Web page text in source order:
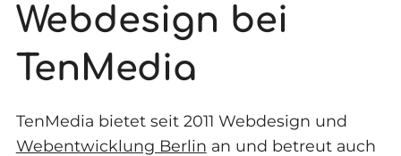
Webdesign bei
TenMedia
TenMedia bietet seit 2011 Webdesign und
Webentwicklung Berlin an und betreut auch